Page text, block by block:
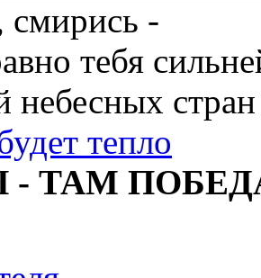
смирись -
тебя
небесных стран
тепло
- ТАМ